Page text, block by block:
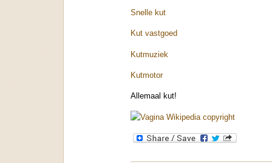
Snelle kut
Kut vastgoed
Kutmuziek
Kutmotor
Allemaal kut!